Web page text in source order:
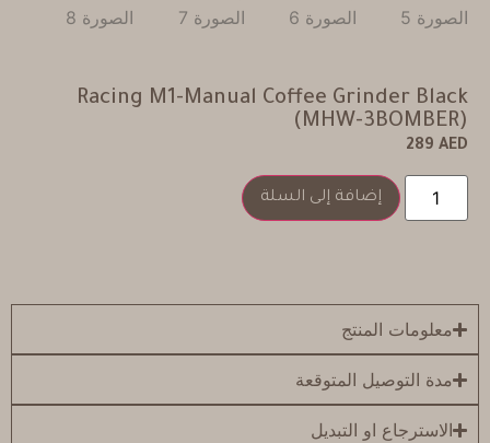
Racing M1-Manual Coffee Grinder Black
(MHW-3BOMBER)
289 AED
إضافة إلى السلة
معلومات المنتج
مدة التوصيل المتوقعة
الاسترجاع او التبديل